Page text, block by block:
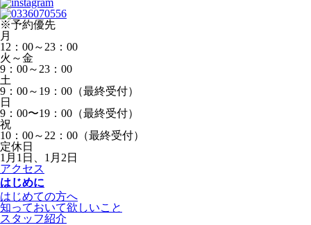
※予約優先
月
12：00～23：00
火～金
9：00～23：00
土
9：00～19：00（最終受付）
日
9：00〜19：00（最終受付）
祝
10：00～22：00（最終受付）
定休日
1月1日、1月2日
アクセス
はじめに
はじめての方へ
知っておいて欲しいこと
スタッフ紹介